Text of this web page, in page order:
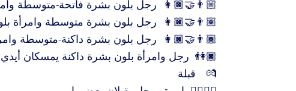
👩🏿‍🤝‍👨🏼
رجل بلون بشرة فاتحة-متوسطة
👩🏿‍🤝‍👨🏽
رجل بلون بشرة متوسطة وامرأة
👩🏿‍🤝‍👨🏾
رجل بلون بشرة داكنة-متوسطة
👫🏿 رجل وامرأة بلون بشرة داكنة يمسكان
💏
قبلة